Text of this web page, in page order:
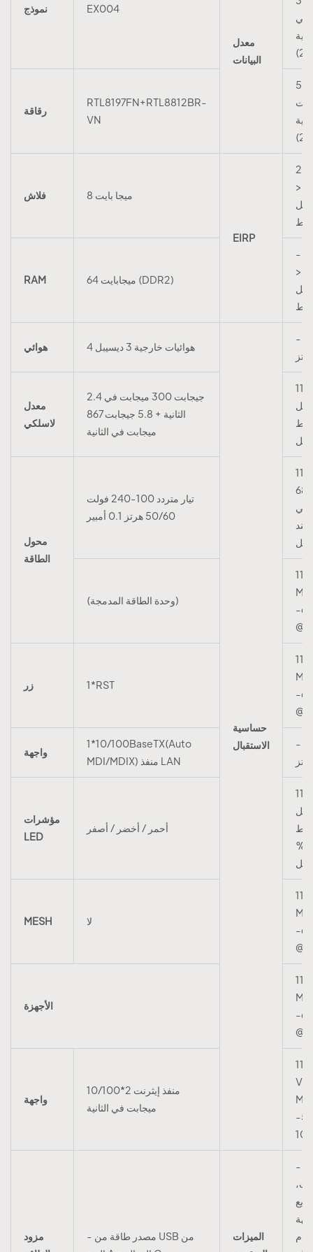
نموذج EX004
معدل
البيانات
في
رقاقة
RTL8197FN+RTL8812BR-
VN
5 جيجاهرتز:
فلاش 8 ميجا بايت
EIRP
2.4
<
RAM 64 ميجابايت (DDR2)
- 5
<
هوائي 4 هوائيات خارجية 3 ديسيبل
حساسية
الاستقبال
-
معدل
لاسلكي
2.4 جيجابت 300 ميجابت في
الثانية + 5.8 جيجابت 867
ميجابت في الثانية
11ب 11م:
محول
الطاقة
تيار متردد 100-240 فولت
50/60 هرتز 0.1 أمبير
11 جرام 54
ميجا: -68
(وحدة الطاقة المدمجة)
-
زر 1*RST
-
واجهة
1*10/100BaseTX(Auto
MDI/MDIX) منفذ LAN
- 5
مؤشرات
LED
أحمر / أخضر / أصفر
11أ 54م:
عند 10%
لكل
MESH لا
-
الأجهزة
-
واجهة
منفذ إيثرنت 2*10/100
ميجابت في الثانية
-
مزود
- مصدر طاقة من USB من
الميزات
- سهولة